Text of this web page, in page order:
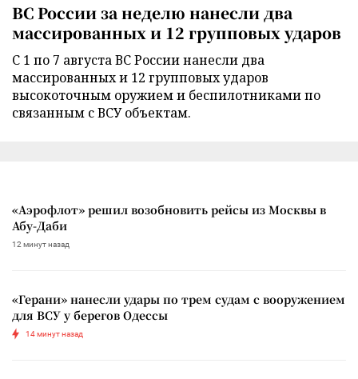
ВС России за неделю нанесли два
массированных и 12 групповых ударов
С 1 по 7 августа ВС России нанесли два
массированных и 12 групповых ударов
высокоточным оружием и беспилотниками по
связанным с ВСУ объектам.
«Аэрофлот» решил возобновить рейсы из Москвы в
Абу-Даби
12 минут назад
«Герани» нанесли удары по трем судам с вооружением
для ВСУ у берегов Одессы
14 минут назад